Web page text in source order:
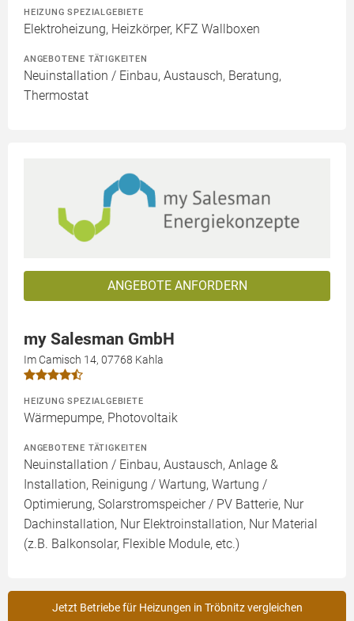
HEIZUNG SPEZIALGEBIETE
Elektroheizung, Heizkörper, KFZ Wallboxen
ANGEBOTENE TÄTIGKEITEN
Neuinstallation / Einbau, Austausch, Beratung,
Thermostat
ANGEBOTE ANFORDERN
my Salesman GmbH
Im Camisch 14, 07768 Kahla
HEIZUNG SPEZIALGEBIETE
Wärmepumpe, Photovoltaik
ANGEBOTENE TÄTIGKEITEN
Neuinstallation / Einbau, Austausch, Anlage &
Installation, Reinigung / Wartung, Wartung /
Optimierung, Solarstromspeicher / PV Batterie, Nur
Dachinstallation, Nur Elektroinstallation, Nur Material
(z.B. Balkonsolar, Flexible Module, etc.)
Jetzt Betriebe für Heizungen in Tröbnitz vergleichen